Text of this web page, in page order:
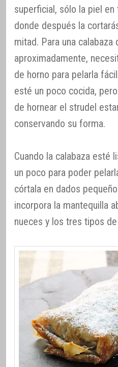
superficial, sólo la piel
donde después la
mitad. Para una calabaza
aproximadamente,
de horno para pelarla
esté un poco cocida,
de hornear el strudel
conservando su forma.
Cuando la calabaza esté
un poco para poder
córtala en dados
incorpora la mantequilla
nueces y los tres tipos